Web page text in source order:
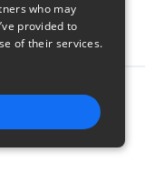
who may
provided to
of their services.